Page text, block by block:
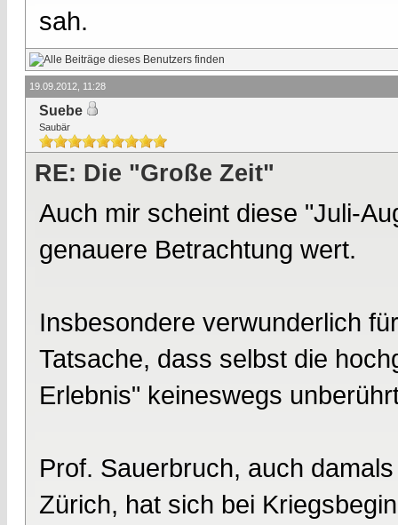
sah.
19.09.2012, 11:28
Suebe
Saubär
RE: Die "Große Zeit"
Auch mir scheint diese "Juli-
genauere Betrachtung wert.
Insbesondere verwunderlich
Tatsache, dass selbst die
Erlebnis" keineswegs
Prof. Sauerbruch, auch
Zürich, hat sich bei